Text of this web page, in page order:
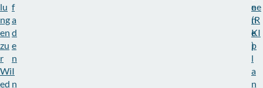
lu
ng
en
zu
r
Wi
ed
f
a
d
e
n
I
n
e
n
e
p
l
a
n
ne
(R
KI
)